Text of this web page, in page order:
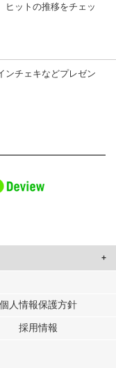
ヒットの推移をチェッ
ンチェキなどプレゼン
せたコンテンツや広告の
供しています。
収集した他の情報を組み
個人情報保護方針
採用情報